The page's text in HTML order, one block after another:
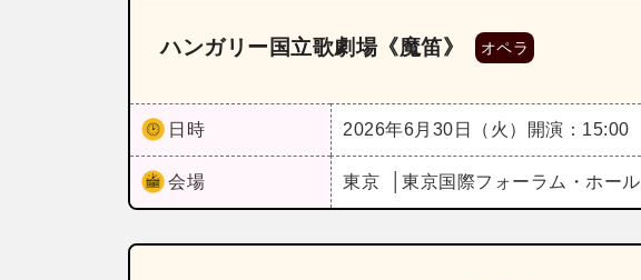
ハンガリー国立歌劇場《魔笛》 オペラ
日時 2026年6月30日（火） 開演：15:00
会場 東京 東京国際フォーラム・ホー